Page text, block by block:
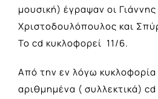
μουσική) έγραψαν οι Γιάννης
Χριστοδουλόπουλος και
Το cd κυκλοφορεί 11/6.
Από την εν λόγω κυκλοφορία
αριθμημένα ( συλλεκτικά)